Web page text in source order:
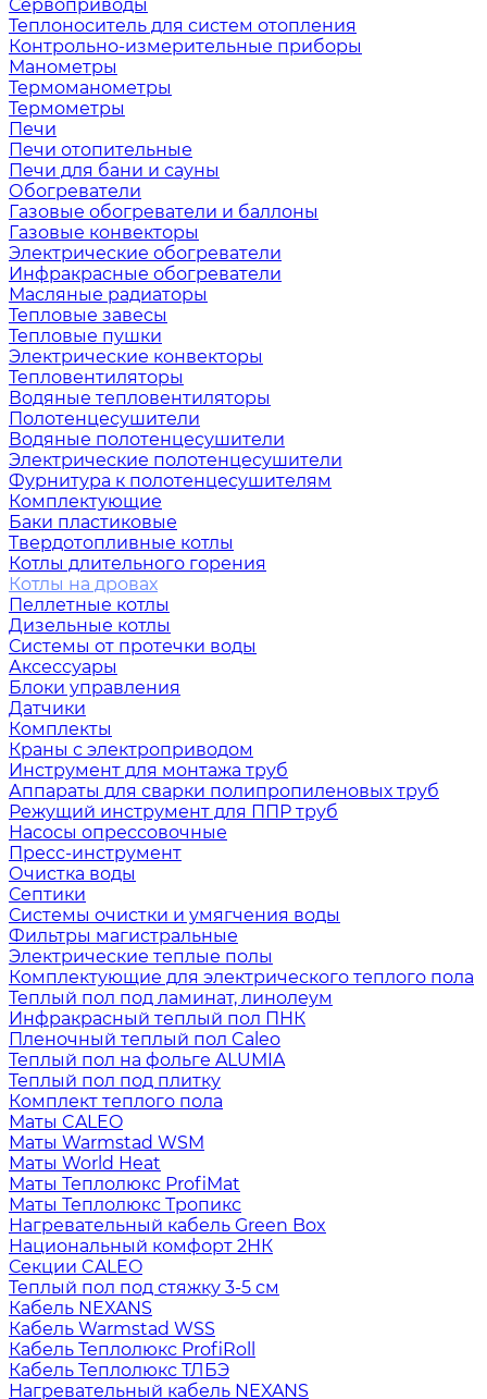
Сервоприводы
Теплоноситель для систем отопления
Контрольно-измерительные приборы
Манометры
Термоманометры
Термометры
Печи
Печи отопительные
Печи для бани и сауны
Обогреватели
Газовые обогреватели и баллоны
Газовые конвекторы
Электрические обогреватели
Инфракрасные обогреватели
Масляные радиаторы
Тепловые завесы
Тепловые пушки
Электрические конвекторы
Тепловентиляторы
Водяные тепловентиляторы
Полотенцесушители
Водяные полотенцесушители
Электрические полотенцесушители
Фурнитура к полотенцесушителям
Комплектующие
Баки пластиковые
Твердотопливные котлы
Котлы длительного горения
Котлы на дровах
Пеллетные котлы
Дизельные котлы
Системы от протечки воды
Аксессуары
Блоки управления
Датчики
Комплекты
Краны с электроприводом
Инструмент для монтажа труб
Аппараты для сварки полипропиленовых труб
Режущий инструмент для ППР труб
Насосы опрессовочные
Пресс-инструмент
Очистка воды
Септики
Системы очистки и умягчения воды
Фильтры магистральные
Электрические теплые полы
Комплектующие для электрического теплого пола
Теплый пол под ламинат, линолеум
Инфракрасный теплый пол ПНК
Пленочный теплый пол Caleo
Теплый пол на фольге ALUMIA
Теплый пол под плитку
Комплект теплого пола
Маты CALEO
Маты Warmstad WSM
Маты World Heat
Маты Теплолюкс ProfiMat
Маты Теплолюкс Тропикс
Нагревательный кабель Green Box
Национальный комфорт 2НК
Секции CALEO
Теплый пол под стяжку 3-5 см
Кабель NEXANS
Кабель Warmstad WSS
Кабель Теплолюкс ProfiRoll
Кабель Теплолюкс ТЛБЭ
Нагревательный кабель NEXANS